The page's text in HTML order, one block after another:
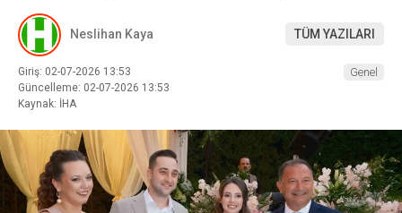
Neslihan Kaya TÜM YAZILARI
Giriş: 02-07-2026 13:53
Güncelleme: 02-07-2026 13:53
Kaynak: İHA
Genel